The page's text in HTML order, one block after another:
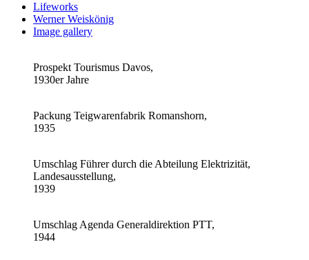
Lifeworks
Werner Weiskönig
Image gallery
Prospekt Tourismus Davos,
1930er Jahre
Packung Teigwarenfabrik Romanshorn,
1935
Umschlag Führer durch die Abteilung Elektrizität,
Landesausstellung,
1939
Umschlag Agenda Generaldirektion PTT,
1944